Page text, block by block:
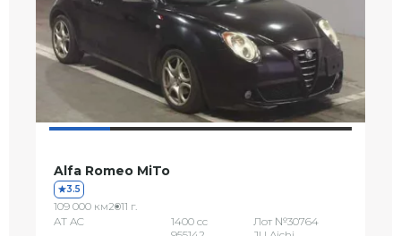
Alfa Romeo MiTo
3.5
109 000 км2011 г.
AT AC
1400 сс
Лот №30764